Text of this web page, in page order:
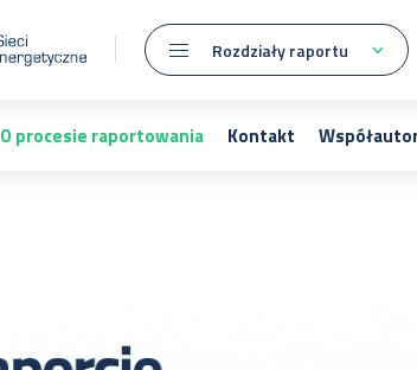
Rozdziały raportu
O procesie raportowania Kontakt